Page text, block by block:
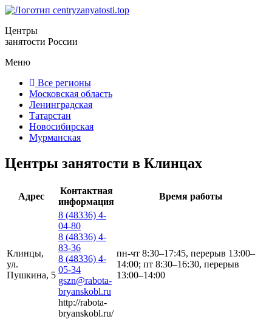
Центры
занятости России
Меню
Все регионы
Московская область
Ленинградская
Татарстан
Новосибирская
Мурманская
Центры занятости в Клинцах
Адрес
Контактная
информация
Время работы
Клинцы,
ул.
Пушкина, 5
8 (48336) 4-
04-80
8 (48336) 4-
83-36
8 (48336) 4-
05-34
gszn@rabota-
bryanskobl.ru
http://rabota-
bryanskobl.ru/
пн-чт 8:30–17:45, перерыв 13:00–
14:00; пт 8:30–16:30, перерыв
13:00–14:00